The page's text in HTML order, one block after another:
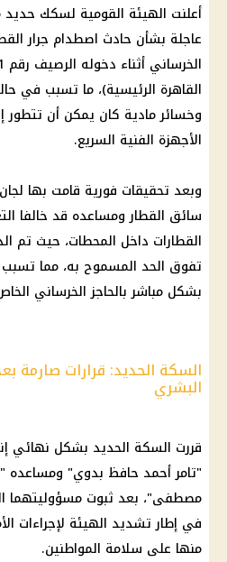
أعلنت الهيئة القومية لسكك حديد
القاهرة الرئيسية)، ما تسبب في
وخسائر مادية كان يمكن أن تتطور
الأجهزة الفنية السريع.
وبعد تحقيقات فورية قامت بها
سائق القطار ومساعده قد خالفا
القطارات داخل المحطات، حيث تم
تفوق الحد المسموح به، مما
بشكل مباشر بالحاجز الخرساني
السكة الحديد: قرارات صارمة
البشري
قررت السكة الحديد بشكل نهائي
"تامر أحمد حافظ بدوي"
مصطفى"، بعد ثبوت مسؤوليتهما
في إطار تشديد الهيئة لإجراءات
منها على سلامة المواطنين.